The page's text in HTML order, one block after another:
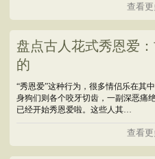
查看
盘点古人花式秀恩爱
的
“秀恩爱”这种行为，很多情侣乐在其
身狗们则各个咬牙切齿，一副深恶痛
已经开始秀恩爱啦。这些人其…
查看